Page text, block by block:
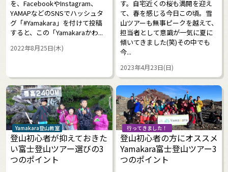
を、FacebookやInstagram、
YAMAPなどのSNSでハッシュタ
グ「#Yamakara」を付けて投稿
すると、この「Yamakaraかわ...
2022年8月25日(木)
す。自宅近くの桜も満開を迎え
て、春を感じる今日この頃。雪
山ツアーも無事ピークを越えて、
担当者として意識が一気に夏に
傾いてきました(笑)その中でも
今...
2023年4月23日(日)
Yamakara登山教室
登山初心者が抑えておきた
い富士登山ツアー選びの3
つのポイント
行ってきました！
登山初心者の方にオススメ
Yamakara富士登山ツアー3
つのポイント